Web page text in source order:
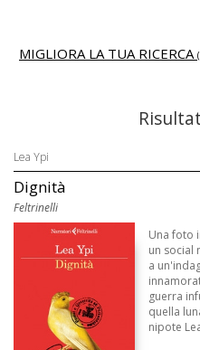
MIGLIORA LA TUA RICERCA
Lea Ypi
Dignità
Feltrinelli
Una foto
un social
a
guerra
quella
nipote